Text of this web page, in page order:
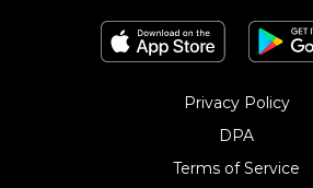
Privacy Policy
DPA
Terms of Service